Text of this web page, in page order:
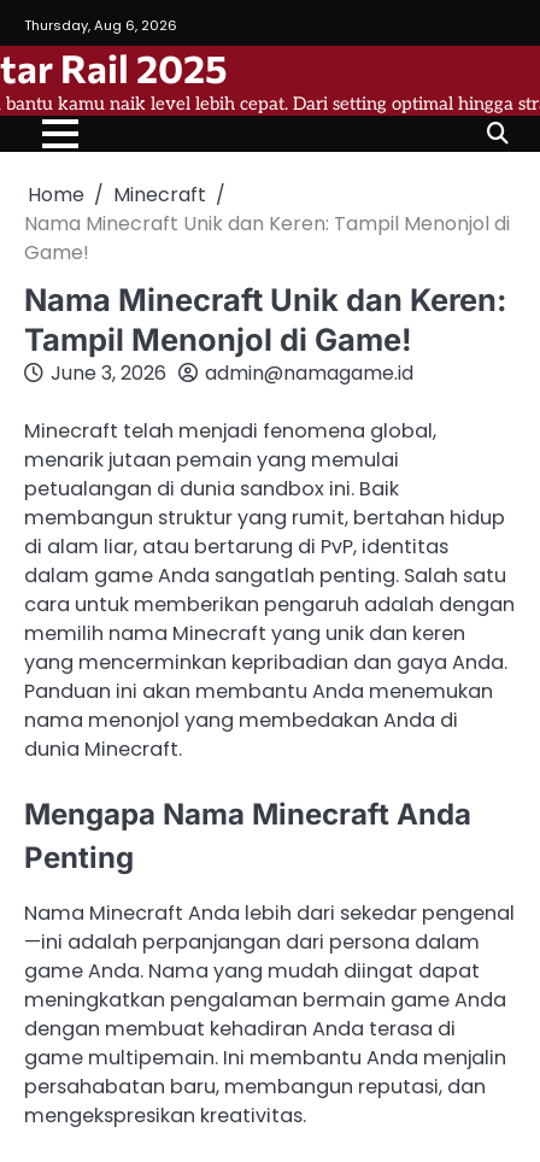
to
content
Thursday, Aug 6, 2026
Rail 2025
kamu naik level lebih cepat. Dari setting optimal hingga
Home
Minecraft
Nama Minecraft Unik dan Keren: Tampil Menonjol di
Game!
Nama Minecraft Unik dan Keren:
Tampil Menonjol di Game!
June 3, 2026 admin@namagame.id
Minecraft telah menjadi fenomena global,
menarik jutaan pemain yang memulai
petualangan di dunia sandbox ini. Baik
membangun struktur yang rumit, bertahan hidup
di alam liar, atau bertarung di PvP, identitas
dalam game Anda sangatlah penting. Salah satu
cara untuk memberikan pengaruh adalah dengan
memilih nama Minecraft yang unik dan keren
yang mencerminkan kepribadian dan gaya Anda.
Panduan ini akan membantu Anda menemukan
nama menonjol yang membedakan Anda di
dunia Minecraft.
Mengapa Nama Minecraft Anda
Penting
Nama Minecraft Anda lebih dari sekedar pengenal
—ini adalah perpanjangan dari persona dalam
game Anda. Nama yang mudah diingat dapat
meningkatkan pengalaman bermain game Anda
dengan membuat kehadiran Anda terasa di
game multipemain. Ini membantu Anda menjalin
persahabatan baru, membangun reputasi, dan
mengekspresikan kreativitas.